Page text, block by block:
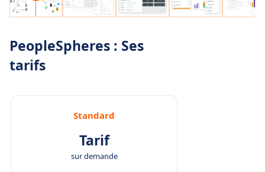
PeopleSpheres : Ses
tarifs
Standard
Tarif
sur demande